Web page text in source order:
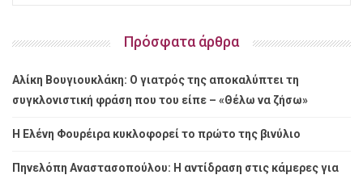
Πρόσφατα άρθρα
Αλίκη Βουγιουκλάκη: Ο γιατρός της αποκαλύπτει τη
συγκλονιστική φράση που του είπε – «Θέλω να ζήσω»
Η Ελένη Φουρέιρα κυκλοφορεί το πρώτο της βινύλιο
Πηνελόπη Αναστασοπούλου: Η αντίδραση στις κάμερες για